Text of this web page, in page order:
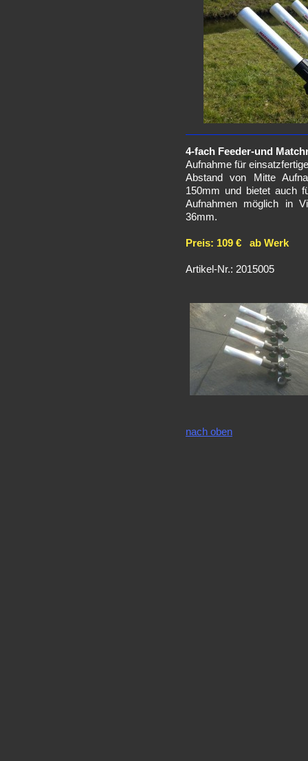
4-fach Feeder-und
Aufnahme für
Abstand von Mitte
150mm und bietet auch
Aufnahmen möglich in
36mm.
Preis: 109 € ab Werk
Artikel-Nr.: 2015005
nach oben